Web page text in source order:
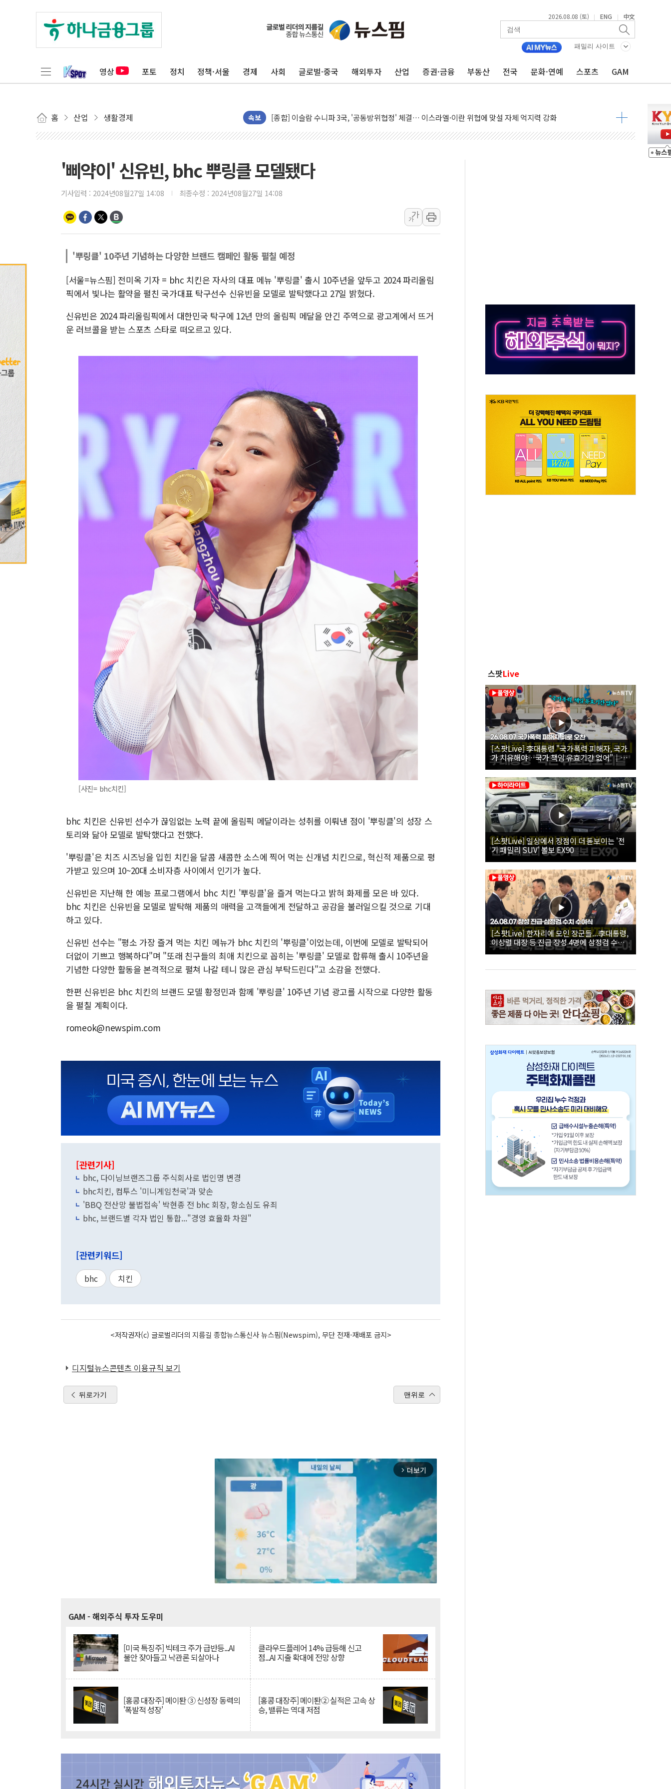
2026.08.08 (토) | ENG | 中文
패밀리 사이트
영상 포토 정치 정책·서울 경제 사회 글로벌·중국 해외투자 산업 증권·금융 부동산 전국 문화·연예 스포츠 GAM
홈 산업 생활경제 속보
유럽증시, 美 고용 예상 밖 부진에 연준 금리 인상 가능성 낮아지며 상승… STOXX 600 지수는 나흘 연속 최고치
미 연준 매파 기세 꺾이나…고용 감소에 9월 동결 전망 우세
트럼프, 백신·자폐증 행정명령 검토…"이르면 다음 주"
美 항소법원, 백악관 무도회장 공사 중단 명령…트럼프 제동
美 고용 쇼크에 엔화 장중 급등…시장은 "또 개입했나" 촉각
[AI MY 뉴스] 뉴욕 반도체주 프리뷰...美 고용 쇼크에 반도체주 '활짝'
뉴욕증시 프리뷰, 美 고용 쇼크에 금리 인상 우려 후퇴…나스닥 선물 1%대 상승
[종합] 美 7월 고용 2만3000명 감소 '쇼크'…9월 금리 인상 기대 후퇴
[사진] 이슬람 수니파 3개국, 공동방위협정 체결
뉴욕증시 개장 전 특징주...아틀라시안·클라우드플레어·태양광주↑ VS 트레이드데스크·웬디스↓
보훈부, 미 DPAA와 MOU… "6·25 미군 실종자 7359명 끝까지 찾겠다"
특정 정치인 측근 포항시 정책특보 내정설...포항시 '시끌'
李 "해남 태양광, 대한민국 다음 100년 밑거름…수도권 집중 완화 전환점"
李 대통령, '6시간 마라톤 부동산 2차 회의' 주재… "전폭적 공급 확대·속도전 총력"
이란와이어 "이란 최고지도자 위독…곧 사망해도 놀랍지 않아"
'삐약이' 신유빈, bhc 뿌링클 모델됐다
기사입력 : 2024년08월27일 14:08 최종수정 : 2024년08월27일 14:08
가
가
'뿌링클' 10주년 기념하는 다양한 브랜드 캠페인 활동 펼칠 예정
[서울=뉴스핌] 전미옥 기자 = bhc 치킨은 자사의 대표 메뉴 '뿌링클' 출시 10주년을 앞두고 2024 파리올림
픽에서 빛나는 활약을 펼친 국가대표 탁구선수 신유빈을 모델로 발탁했다고 27일 밝혔다.
신유빈은 2024 파리올림픽에서 대한민국 탁구에 12년 만의 올림픽 메달을 안긴 주역으로 광고계에서 뜨거
운 러브콜을 받는 스포츠 스타로 떠오르고 있다.
[사진= bhc치킨]
bhc 치킨은 신유빈 선수가 끊임없는 노력 끝에 올림픽 메달이라는 성취를 이뤄낸 점이 '뿌링클'의 성장 스
토리와 닮아 모델로 발탁했다고 전했다.
'뿌링클'은 치즈 시즈닝을 입힌 치킨을 달콤 새콤한 소스에 찍어 먹는 신개념 치킨으로, 혁신적 제품으로 평
가받고 있으며 10~20대 소비자층 사이에서 인기가 높다.
신유빈은 지난해 한 예능 프로그램에서 bhc 치킨 '뿌링클'을 즐겨 먹는다고 밝혀 화제를 모은 바 있다.
bhc 치킨은 신유빈을 모델로 발탁해 제품의 매력을 고객들에게 전달하고 공감을 불러일으킬 것으로 기대
하고 있다.
신유빈 선수는 "평소 가장 즐겨 먹는 치킨 메뉴가 bhc 치킨의 '뿌링클'이었는데, 이번에 모델로 발탁되어
더없이 기쁘고 행복하다"며 "또래 친구들의 최애 치킨으로 꼽히는 '뿌링클' 모델로 합류해 출시 10주년을
기념한 다양한 활동을 본격적으로 펼쳐 나갈 테니 많은 관심 부탁드린다"고 소감을 전했다.
한편 신유빈은 bhc 치킨의 브랜드 모델 황정민과 함께 '뿌링클' 10주년 기념 광고를 시작으로 다양한 활동
을 펼칠 계획이다.
romeok@newspim.com
[관련기사]
bhc, 다이닝브랜즈그룹 주식회사로 법인명 변경
bhc치킨, 컴투스 '미니게임천국'과 맞손
'BBQ 전산망 불법접속' 박현종 전 bhc 회장, 항소심도 유죄
bhc, 브랜드별 각자 법인 통합..."경영 효율화 차원"
[관련키워드]
bhc 치킨
<저작권자(c) 글로벌리더의 지름길 종합뉴스통신사 뉴스핌(Newspim), 무단 전재-재배포 금지>
디지털뉴스콘텐츠 이용규칙 보기
뒤로가기 맨위로
arrow_forward_ios 더보기
GAM - 해외주식 투자 도우미
[미국 특징주] 빅테크 주가 급반등...AI
불안 잦아들고 낙관론 되살아나
클라우드플레어 14% 급등해 신고
점...AI 지출 확대에 전망 상향
[홍콩 대장주] 메이퇀 ③ 신성장 동력의
'폭발적 성장'
[홍콩 대장주] 메이퇀② 실적은 고속 상
승, 밸류는 역대 저점
스팟Live
[스팟Live] 李대통령 "국가폭력 피해자, 국가
가 치유해야…국가 책임 유효기간 없어"｜
26.08.07 국가폭력 피해자 위로 오찬
[스팟Live] 일상에서 장점이 더 돋보이는 '전
기 패밀리 SUV' 볼보 EX90
[스팟Live] 한자리에 모인 장군들...李대통령,
이상렬 대장 등 진급 장성 4명에 삼정검 수치
직접 수여｜26.08.07 장성 진급·삼정검 수치